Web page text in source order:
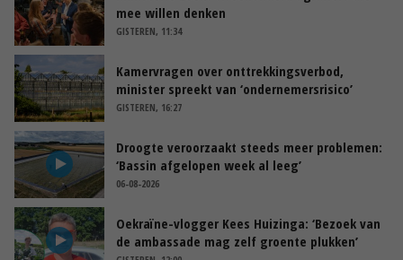
mee willen denken
GISTEREN, 11:34
Kamervragen over onttrekkingsverbod,
minister spreekt van ‘ondernemersrisico’
GISTEREN, 16:27
Droogte veroorzaakt steeds meer problemen:
‘Bassin afgelopen week al leeg’
06-08-2026
Oekraïne-vlogger Kees Huizinga: ‘Bezoek van
de ambassade mag zelf groente plukken’